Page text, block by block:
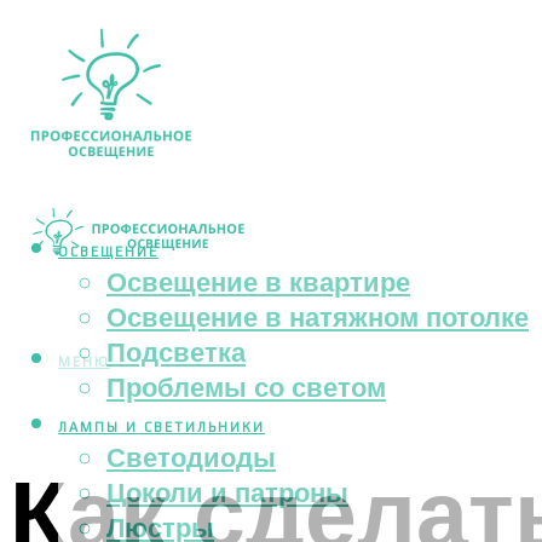
ОСВЕЩЕНИЕ
Освещение в квартире
Освещение в натяжном потолке
Подсветка
Проблемы со светом
ЛАМПЫ И СВЕТИЛЬНИКИ
Светодиоды
Цоколи и патроны
Люстры
МЕНЮ
Как